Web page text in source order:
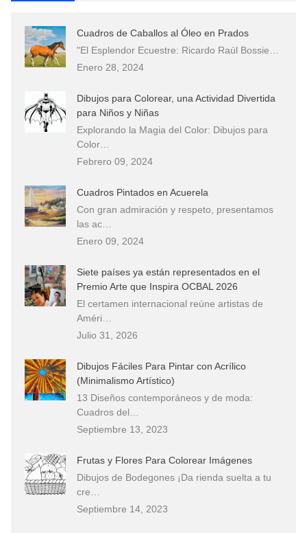
Cuadros de Caballos al Óleo en Prados
"El Esplendor Ecuestre: Ricardo Raúl Bossie…
Enero 28, 2024
Dibujos para Colorear, una Actividad Divertida
para Niños y Niñas
Explorando la Magia del Color: Dibujos para
Color…
Febrero 09, 2024
Cuadros Pintados en Acuerela
Con gran admiración y respeto, presentamos
las ac…
Enero 09, 2024
Siete países ya están representados en el
Premio Arte que Inspira OCBAL 2026
El certamen internacional reúne artistas de
Améri…
Julio 31, 2026
Dibujos Fáciles Para Pintar con Acrílico
(Minimalismo Artístico)
13 Diseños contemporáneos y de moda:
Cuadros del…
Septiembre 13, 2023
Frutas y Flores Para Colorear Imágenes
Dibujos de Bodegones ¡Da rienda suelta a tu
cre…
Septiembre 14, 2023